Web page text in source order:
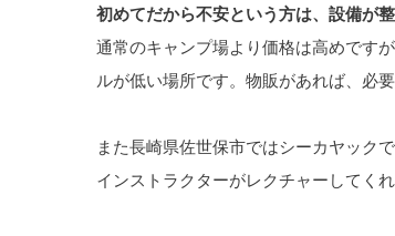
初めてだから不安という方は、設備が
通常のキャンプ場より価格は高めです
ルが低い場所です。物販があれば、必
また長崎県佐世保市ではシーカヤック
インストラクターがレクチャーしてく